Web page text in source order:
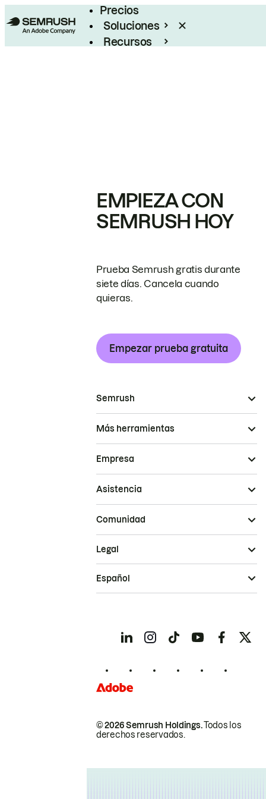
Precios
Soluciones
Recursos
EMPIEZA CON
SEMRUSH HOY
Prueba Semrush gratis durante
siete días. Cancela cuando
quieras.
Empezar prueba gratuita
Semrush
Más herramientas
Empresa
Asistencia
Comunidad
© 2026 Semrush Holdings.Todos los
derechos reservados.
Legal
Español